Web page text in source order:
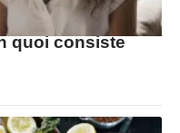
quoi consiste